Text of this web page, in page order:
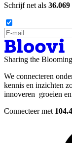
Schrijf net als 36.069
Sharing the
We connecteren
kennis en inzichten
innoveren groeien
Connecteer met